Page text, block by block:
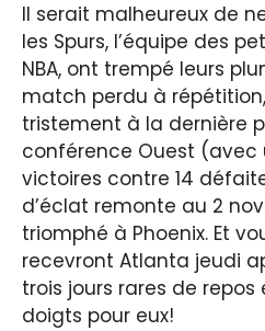
Il serait malheureux de
les Spurs, l’équipe des
NBA, ont trempé leurs
match perdu à
tristement à la dernière
conférence Ouest (avec
victoires contre 14
d’éclat remonte au 2
triomphé à Phoenix. Et
recevront Atlanta jeudi
trois jours rares de repos
doigts pour eux!